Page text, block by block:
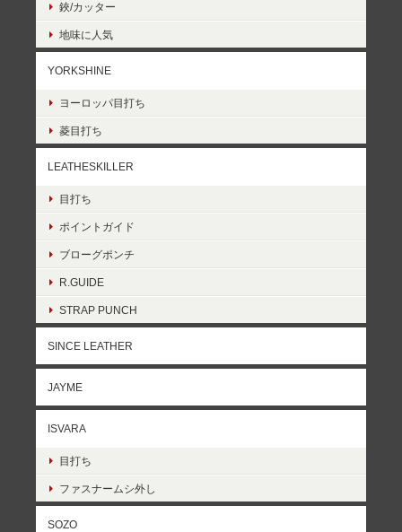
鋏/カッター
地味に人気
YORKSHINE
ヨーロッパ目打ち
菱目打ち
LEATHESKILLER
目打ち
ポイントガイド
ブローグポンチ
R.GUIDE
STRAP PUNCH
SINCE LEATHER
JAYME
ISVARA
目打ち
ファスナームシ外し
SOZO